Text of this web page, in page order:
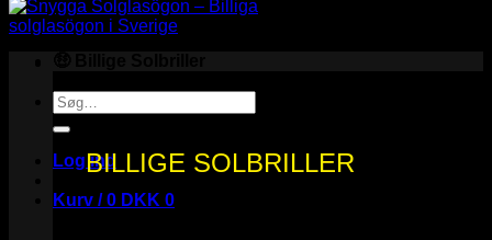
Søg
efter:
Log ind
Kurv /0 DKK 0
BILLIGE SOLBRILLER